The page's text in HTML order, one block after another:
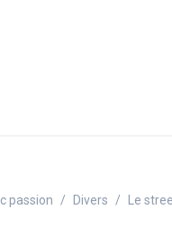
passion Divers Le